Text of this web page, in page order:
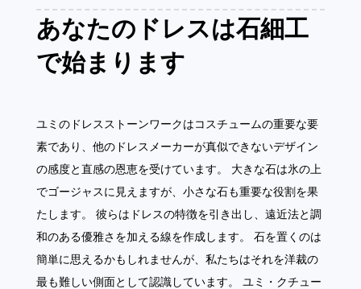
あなたのドレスは石細工
で始まります
ユミのドレスストーンワークはコスチュームの重要な要
素であり、他のドレスメーカーが真似できないデザイン
の感度と直感の恩恵を受けています。 大きな石は氷の上
でゴージャスに見えますが、小さな石も重要な役割を果
たします。 彼らはドレスの特徴を引き出し、遠近法と調
和のある優雅さを加える線を作成します。 石を置くのは
簡単に思えるかもしれませんが、私たちはそれを洋裁の
最も難しい側面として認識しています。 ユミ・クチュー